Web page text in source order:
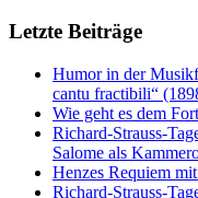
Letzte Beiträge
Humor in der
cantu fractibili“
Wie geht es dem
Richard-Strauss-
Salome als
Henzes Requiem
Richard-Strauss-